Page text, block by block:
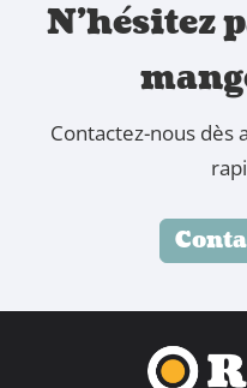
N'hésitez
Contactez-nous dès